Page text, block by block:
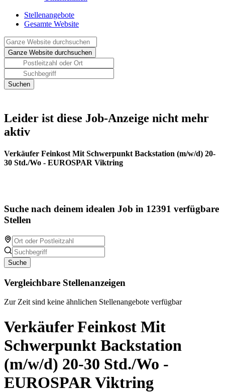
Stellenangebote
Gesamte Website
Leider ist diese Job-Anzeige nicht mehr
aktiv
Verkäufer Feinkost Mit Schwerpunkt Backstation (m/w/d) 20-
30 Std./Wo - EUROSPAR Viktring
Suche nach deinem idealen Job in 12391 verfügbare
Stellen
Suche
Vergleichbare Stellenanzeigen
Zur Zeit sind keine ähnlichen Stellenangebote verfügbar
Verkäufer Feinkost Mit
Schwerpunkt Backstation
(m/w/d) 20-30 Std./Wo -
EUROSPAR Viktring